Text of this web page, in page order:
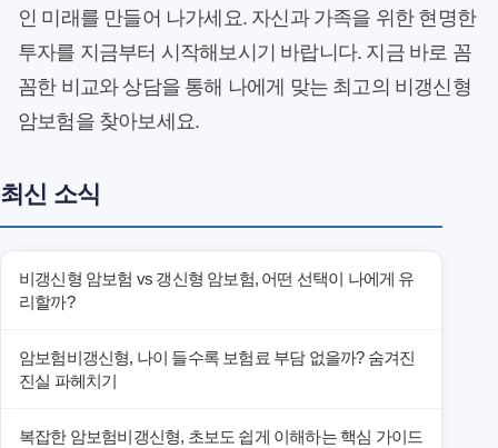
인 미래를 만들어 나가세요. 자신과 가족을 위한 현명한
투자를 지금부터 시작해보시기 바랍니다. 지금 바로 꼼
꼼한 비교와 상담을 통해 나에게 맞는 최고의 비갱신형
암보험을 찾아보세요.
최신 소식
비갱신형 암보험 vs 갱신형 암보험, 어떤 선택이 나에게 유
리할까?
암보험비갱신형, 나이 들수록 보험료 부담 없을까? 숨겨진
진실 파헤치기
복잡한 암보험비갱신형, 초보도 쉽게 이해하는 핵심 가이드